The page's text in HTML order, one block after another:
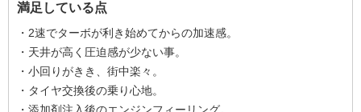
満足している点
・2速でターボが利き始めてからの加速感。
・天井が高く圧迫感が少ない事。
・小回りがきき、街中楽々。
・タイヤ交換後の乗り心地。